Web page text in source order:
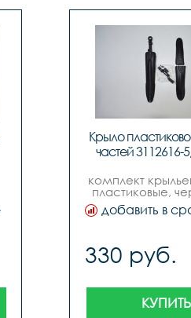
Крыло
частей 3112616-
комплект
пластиковые,
добавить в
330 руб.
КУПИТЬ